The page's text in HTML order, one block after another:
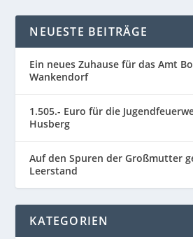
NEUESTE BEITRÄGE
Ein neues Zuhause für das Amt
Wankendorf
1.505.- Euro für die
Husberg
Auf den Spuren der Großmutter
Leerstand
KATEGORIEN